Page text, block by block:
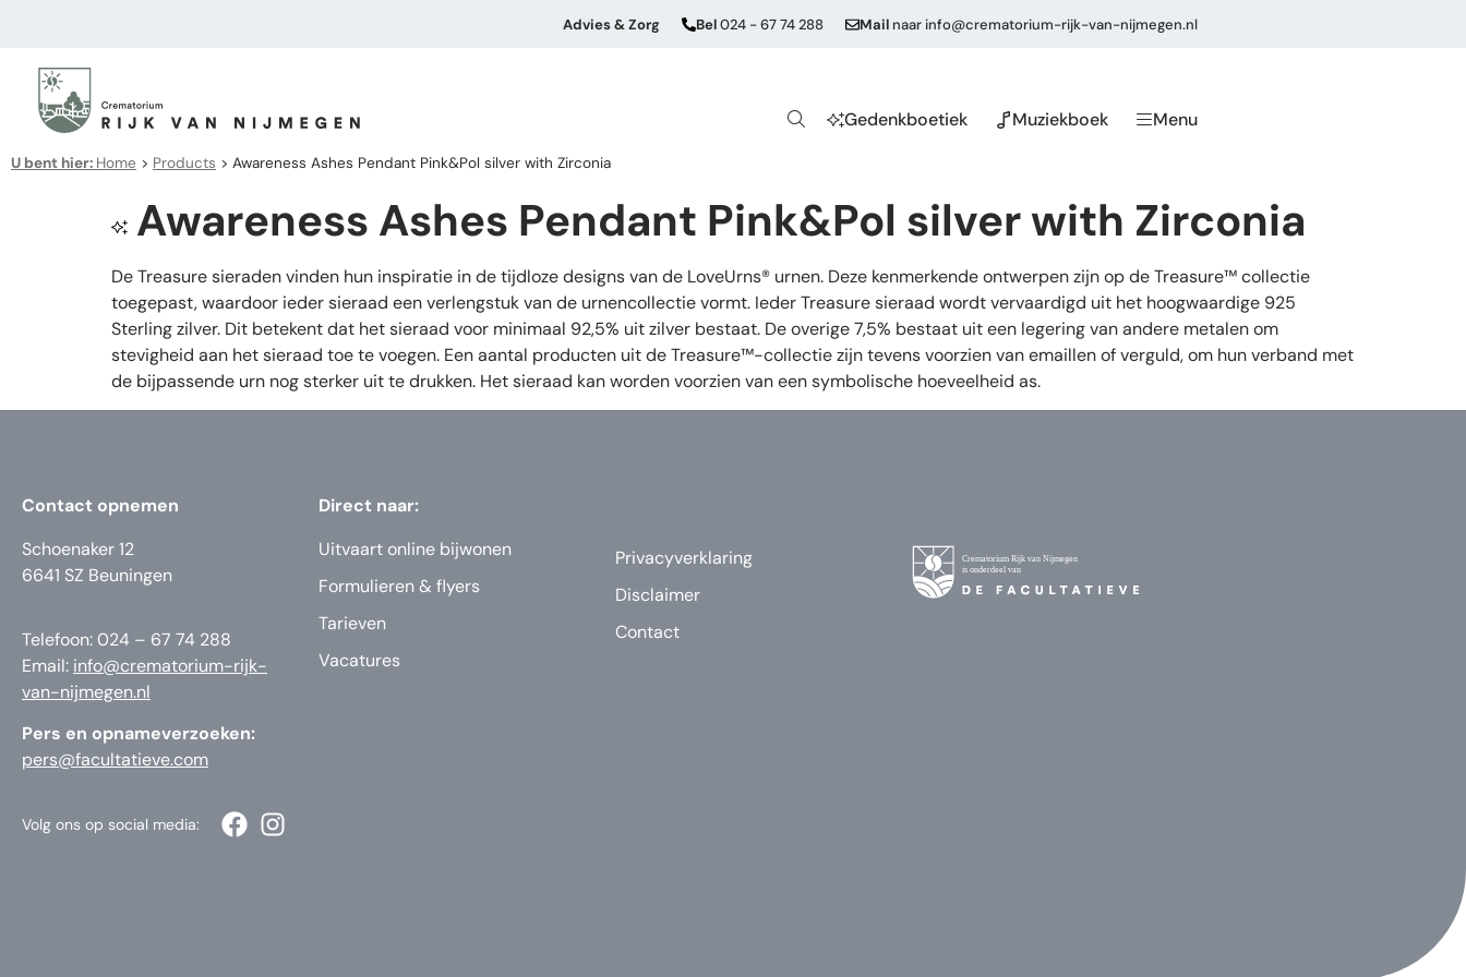
Advies & Zorg Bel024 - 67 74 288 Mail naarinfo@crematorium-rijk-van-nijmegen.nl
Gedenkboetiek Muziekboek Menu
U bent hier: Home > Products > Awareness Ashes Pendant Pink&Pol silver with Zirconia
Awareness Ashes Pendant Pink&Pol silver with Zirconia
De Treasure sieraden vinden hun inspiratie in de tijdloze designs van de LoveUrns® urnen. Deze kenmerkende ontwerpen zijn op de Treasure™ collectie
toegepast, waardoor ieder sieraad een verlengstuk van de urnencollectie vormt. Ieder Treasure sieraad wordt vervaardigd uit het hoogwaardige 925
Sterling zilver. Dit betekent dat het sieraad voor minimaal 92,5% uit zilver bestaat. De overige 7,5% bestaat uit een legering van andere metalen om
stevigheid aan het sieraad toe te voegen. Een aantal producten uit de Treasure™-collectie zijn tevens voorzien van emaillen of verguld, om hun verband met
de bijpassende urn nog sterker uit te drukken. Het sieraad kan worden voorzien van een symbolische hoeveelheid as.
Contact opnemen
Schoenaker 12
6641 SZ Beuningen
Telefoon: 024 – 67 74 288
Email: info@crematorium-rijk-
van-nijmegen.nl
Pers en opnameverzoeken:
pers@facultatieve.com
Direct naar:
Uitvaart online bijwonen
Formulieren & flyers
Tarieven
Vacatures
Privacyverklaring
Disclaimer
Contact
Volg ons op social media: